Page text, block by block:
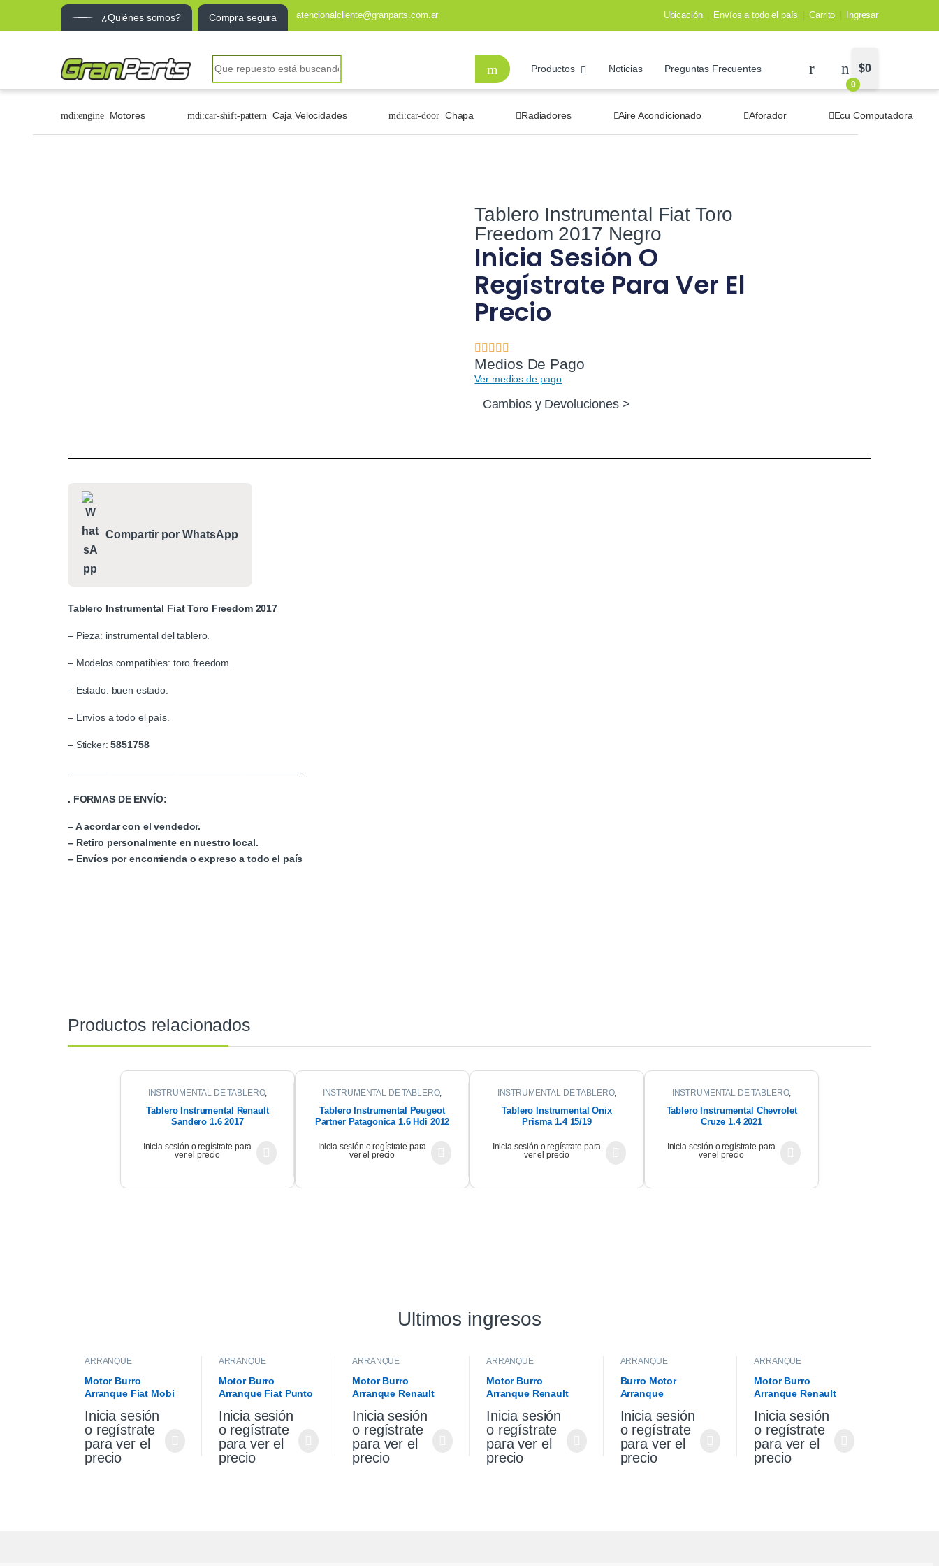
¿Quiénes somos? Compra segura atencionalcliente@granparts.com.ar Ubicación Envíos a todo el país Carrito Ingresar
Productos Noticias Preguntas Frecuentes
0
$0
Motores Caja Velocidades Chapa Radiadores Aire Acondicionado Aforador Ecu Computadora
Tablero Instrumental Fiat Toro
Freedom 2017 Negro
Inicia Sesión O
Regístrate Para Ver El
Precio
Medios De Pago
Ver medios de pago
Cambios y Devoluciones >
Compartir por WhatsApp
Tablero Instrumental Fiat Toro Freedom 2017
– Pieza: instrumental del tablero.
– Modelos compatibles: toro freedom.
– Estado: buen estado.
– Envíos a todo el país.
– Sticker: 5851758
————————————————————————-
. FORMAS DE ENVÍO:
– A acordar con el vendedor.
– Retiro personalmente en nuestro local.
– Envíos por encomienda o expreso a todo el país
Productos relacionados
INSTRUMENTAL DE TABLERO,
Tablero Instrumental Renault
Sandero 1.6 2017
Inicia sesión o regístrate para
ver el precio
INSTRUMENTAL DE TABLERO,
Tablero Instrumental Peugeot
Partner Patagonica 1.6 Hdi 2012
Inicia sesión o regístrate para
ver el precio
INSTRUMENTAL DE TABLERO,
Tablero Instrumental Onix
Prisma 1.4 15/19
Inicia sesión o regístrate para
ver el precio
INSTRUMENTAL DE TABLERO,
Tablero Instrumental Chevrolet
Cruze 1.4 2021
Inicia sesión o regístrate para
ver el precio
Ultimos ingresos
ARRANQUE
Motor Burro
Arranque Fiat Mobi
Inicia sesión
o regístrate
para ver el
precio
ARRANQUE
Motor Burro
Arranque Fiat Punto
Original
Inicia sesión
o regístrate
para ver el
precio
ARRANQUE
Motor Burro
Arranque Renault
K4m Original
Inicia sesión
o regístrate
para ver el
precio
ARRANQUE
Motor Burro
Arranque Renault
K4m
Inicia sesión
o regístrate
para ver el
precio
ARRANQUE
Burro Motor
Arranque
Saveiro 1.6
Inicia sesión
o regístrate
para ver el
precio
ARRANQUE
Motor Burro
Arranque Renault
Original
Inicia sesión
o regístrate
para ver el
precio